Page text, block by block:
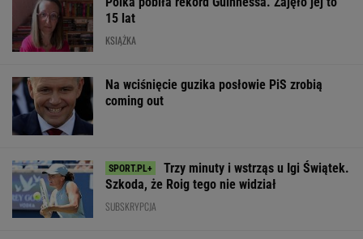
Trzy minuty i wstrząs u Igi Świątek.
Szkoda, że Roig tego nie widział
SUBSKRYPCJA
Prezydent Czech na wakacjach w Polsce.
Wybrał się do smażalni ryb
PRM przecenia klapki Birkenstock. Łososiowe
Arizona to wakacyjny hit do walizki
OFERTY AVANTI24